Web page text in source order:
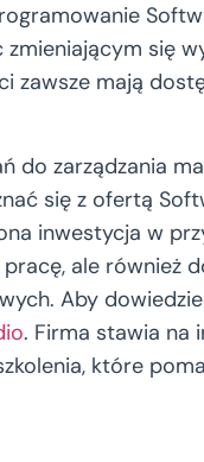
się
zawsze mają
do zarządzania
się z ofertą
inwestycja w
ale również
Aby
. Firma stawia na
które